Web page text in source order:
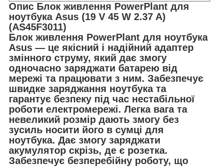
Опис Блок живлення PowerPlant для
ноутбука Asus (19 V 45 W 2.37 A)
(AS45F3011)
Блок живлення PowerPlant для ноутбука
Asus — це якісний і надійний адаптер
змінного струму, який дає змогу
одночасно заряджати батарею від
мережі та працювати з ним. Забезпечує
швидке заряджання ноутбука та
гарантує безпеку під час нестабільної
роботи електромережі. Легка вага та
невеликий розмір дають змогу без
зусиль носити його в сумці для
ноутбука. Дає змогу заряджати
акумулятор скрізь, де є розетка.
Забезпечує безперебійну роботу, що